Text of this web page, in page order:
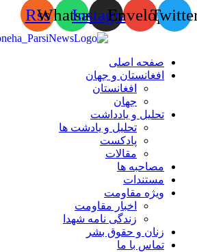
Instagram
Whatsapp
Rss
صفحه اصلی
افغانستان و جهان
افغانستان
جهان
تحلیل و یادداشت
تحلیل و یادشت ها
پادکست
مقالات
مصاحبه ها
مستندات
ویژه مقاومت
اخبار مقاومت
زندگی نامه شهدا
زنان و حقوق بشر
تماس با ما